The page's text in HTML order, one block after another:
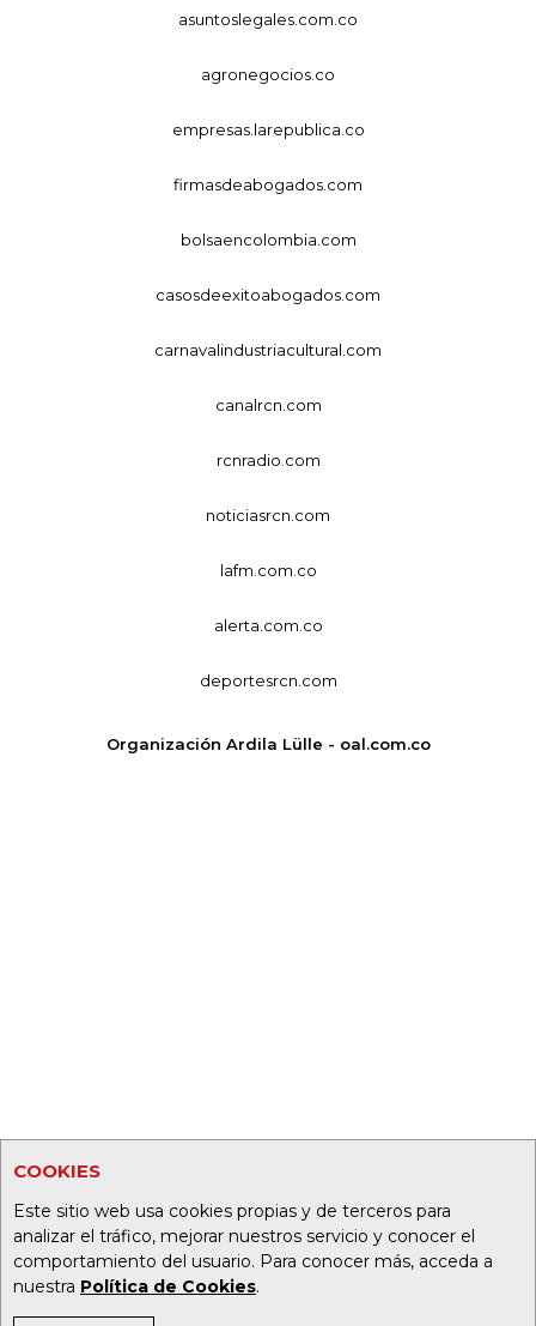
COOKIES
Este sitio web usa cookies propias y de terceros para
analizar el tráfico, mejorar nuestros servicio y conocer el
comportamiento del usuario. Para conocer más, acceda a
nuestra Política de Cookies.
asuntoslegales.com.co
agronegocios.co
empresas.larepublica.co
firmasdeabogados.com
bolsaencolombia.com
casosdeexitoabogados.com
carnavalindustriacultural.com
canalrcn.com
rcnradio.com
noticiasrcn.com
lafm.com.co
alerta.com.co
deportesrcn.com
Organización Ardila Lülle - oal.com.co